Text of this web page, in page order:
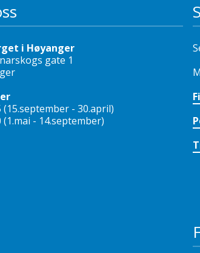
i Høyanger
gate 1
(15.september - 30.april)
(1.mai - 14.september)